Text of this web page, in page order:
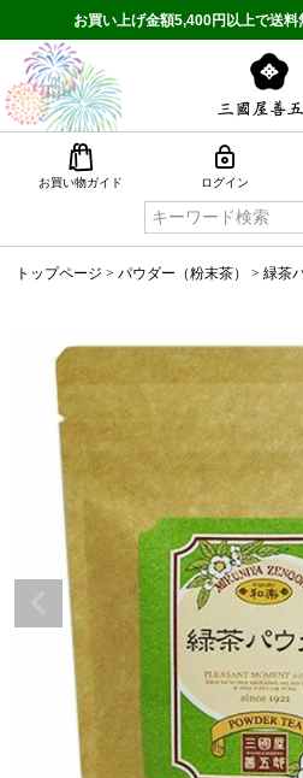
お買い上げ金額5,400円以上で送料
お買い物ガイド ログイン
トップページ パウダー（粉末茶） 緑茶